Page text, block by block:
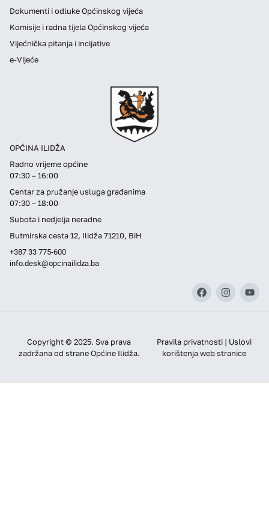
OPĆINA ILIDŽA
Radno vrijeme općine
07:30 – 16:00
Centar za pružanje usluga građanima
07:30 – 18:00
Subota i nedjelja neradne
Butmirska cesta 12, Ilidža 71210, BiH
+387 33 775-600
info.desk@opcinailidza.ba
Dokumenti i odluke Općinskog vijeća
Komisije i radna tijela Općinskog vijeća
Vijećnička pitanja i incijative
e-Vijeće
Copyright © 2025. Sva prava
zadržana od strane Općine Ilidža.
Pravila privatnosti | Uslovi
korištenja web stranice